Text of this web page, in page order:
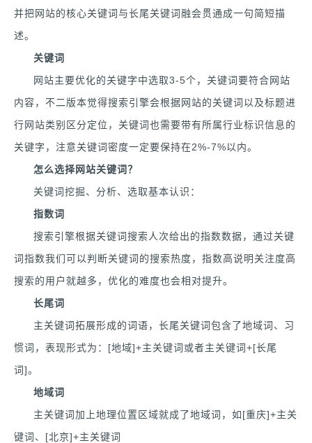
并把网站的核心关键词与长尾关键词融会贯通成一句简短描
述。
关键词
网站主要优化的关键字中选取3-5个，关键词要符合网站
内容，不二版本觉得搜索引擎会根据网站的关键词以及标题进
行网站类别区分定位，关键词也需要带有所属行业标识信息的
关键字，注意关键词密度一定要保持在2%-7%以内。
怎么选择网站关键词？
关键词挖掘、分析、选取基本认识：
指数词
搜索引擎根据关键词搜索人次给出的指数数据，通过关键
词指数我们可以判断关键词的搜索热度，指数高说明关注度高
搜索的用户就越多，优化的难度也会相对提升。
长尾词
主关键词拓展形成的词语，长尾关键词包含了地域词、习
惯词，表现形式为：[地域]+主关键词或者主关键词+[长尾
词]。
地域词
主关键词加上地理位置区域就成了地域词，如[重庆]+主关
键词、[北京]+主关键词